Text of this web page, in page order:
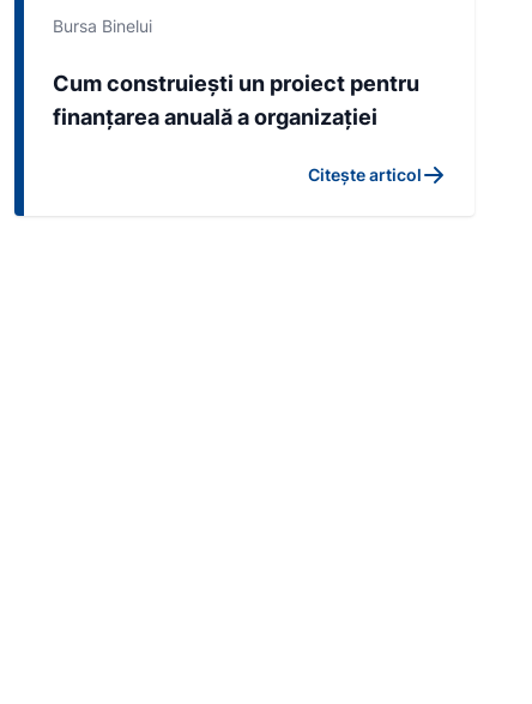
Bursa Binelui
Cum construiești un proiect pentru
finanțarea anuală a organizației
Citește articol